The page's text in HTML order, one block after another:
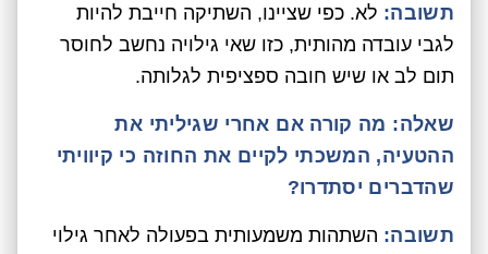
תשובה: לא. כפי שציינו, השתיקה חייבת להיות
לגבי עובדה מהותית, כזו שאי גילויה נחשב לחוסר
תום לב או שיש חובה ספציפית לגלותה.
שאלה: מה קורה אם אחרי שגיליתי את
ההטעיה, המשכתי לקיים את החוזה כי קיוויתי
שהדברים יסתדרו?
תשובה: השתהות משמעותית בפעולה לאחר גילוי